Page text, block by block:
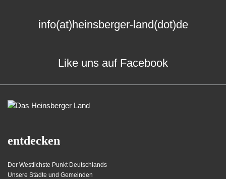
info(at)heinsberger-land(dot)de
Like uns auf Facebook
entdecken
Der Westlichste Punkt Deutschlands
Unsere Städte und Gemeinden